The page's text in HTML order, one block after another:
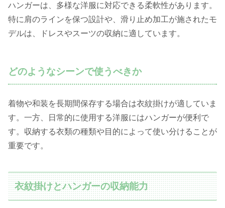
ハンガーは、多様な洋服に対応できる柔軟性があります。
特に肩のラインを保つ設計や、滑り止め加工が施されたモ
デルは、ドレスやスーツの収納に適しています。
どのようなシーンで使うべきか
着物や和装を長期間保存する場合は衣紋掛けが適していま
す。一方、日常的に使用する洋服にはハンガーが便利で
す。収納する衣類の種類や目的によって使い分けることが
重要です。
衣紋掛けとハンガーの収納能力